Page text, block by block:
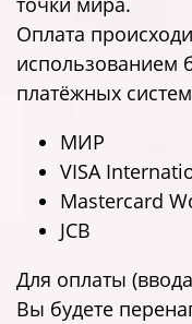
Оплата
использованием
платёжных
МИР
VISA
Mastercard
JCB
Для оплаты
Вы будете